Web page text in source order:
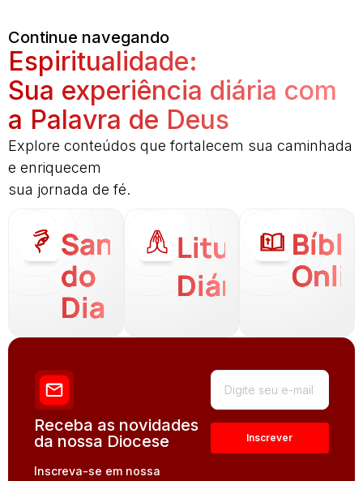
Continue navegando
Espiritualidade:
Sua experiência diária com
a Palavra de Deus
Explore conteúdos que fortalecem sua caminhada
e enriquecem
sua jornada de fé.
Santo
do
Dia
Liturgia
Diária
Receba as novidades
da nossa Diocese
Inscreva-se em nossa